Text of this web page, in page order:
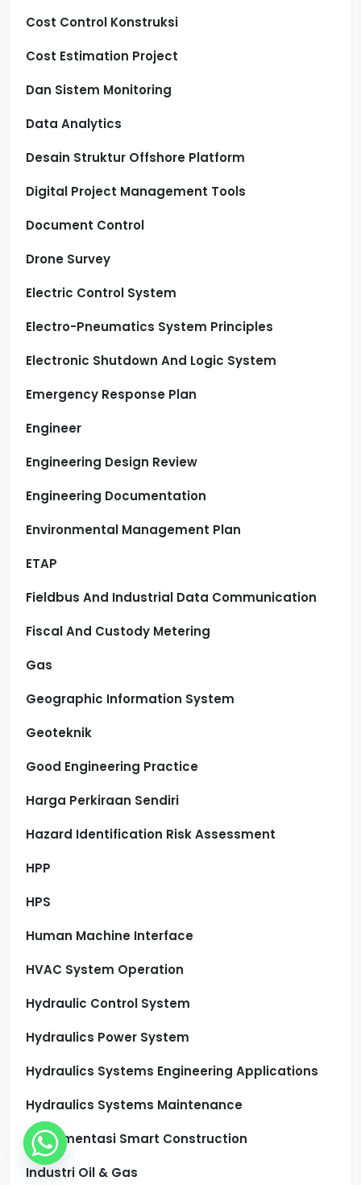
Cost Control Konstruksi
Cost Estimation Project
Dan Sistem Monitoring
Data Analytics
Desain Struktur Offshore Platform
Digital Project Management Tools
Document Control
Drone Survey
Electric Control System
Electro-Pneumatics System Principles
Electronic Shutdown And Logic System
Emergency Response Plan
Engineer
Engineering Design Review
Engineering Documentation
Environmental Management Plan
ETAP
Fieldbus And Industrial Data Communication
Fiscal And Custody Metering
Gas
Geographic Information System
Geoteknik
Good Engineering Practice
Harga Perkiraan Sendiri
Hazard Identification Risk Assessment
HPP
HPS
Human Machine Interface
HVAC System Operation
Hydraulic Control System
Hydraulics Power System
Hydraulics Systems Engineering Applications
Hydraulics Systems Maintenance
Implementasi Smart Construction
Industri Oil & Gas